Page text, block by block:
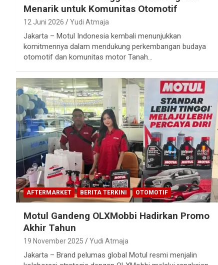
Menarik untuk Komunitas Otomotif
12 Juni 2026 Yudi Atmaja
Jakarta – Motul Indonesia kembali menunjukkan
komitmennya dalam mendukung perkembangan budaya
otomotif dan komunitas motor Tanah…
AFTERMARKET BERITA TERKINI OTOMOTIF
Motul Gandeng OLXMobbi Hadirkan Promo
Akhir Tahun
19 November 2025 Yudi Atmaja
Jakarta – Brand pelumas global Motul resmi menjalin